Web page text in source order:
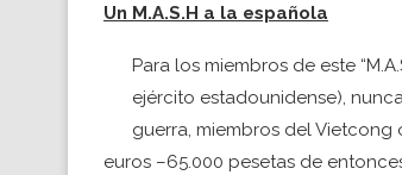
Un M.A.S.H a la española
Para los miembros de este
ejército estadounidense),
guerra, miembros del
euros –65.000 pesetas de